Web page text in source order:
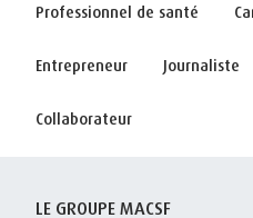
Professionnel de santé
Entrepreneur Journaliste
Collaborateur
LE GROUPE MACSF